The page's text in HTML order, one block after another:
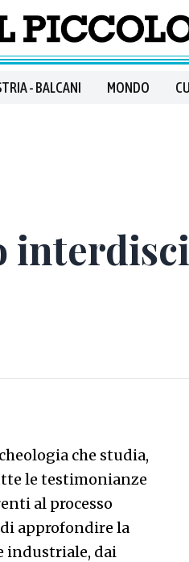
- BALCANI MONDO
che studia,
le testimonianze
al processo
approfondire la
industriale, dai